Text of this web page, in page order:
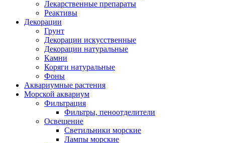
Лекарственные препараты
Реактивы
Декорации
Грунт
Декорации искусственные
Декорации натуральные
Камни
Коряги натуральные
Фоны
Аквариумные растения
Морской аквариум
Фильтрация
Фильтры, пеноотделители
Освещение
Светильники морские
Лампы морские